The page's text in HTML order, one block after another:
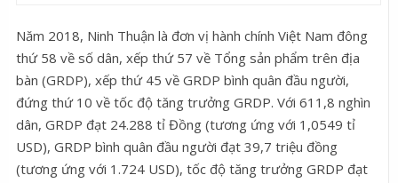
Năm 2018, Ninh Thuận là đơn vị hành chính Việt Nam đông
thứ 58 về số dân, xếp thứ 57 về Tổng sản phẩm trên địa
bàn (GRDP), xếp thứ 45 về GRDP bình quân đầu người,
đứng thứ 10 về tốc độ tăng trưởng GRDP. Với 611,8 nghìn
dân, GRDP đạt 24.288 tỉ Đồng (tương ứng với 1,0549 tỉ
USD), GRDP bình quân đầu người đạt 39,7 triệu đồng
(tương ứng với 1.724 USD), tốc độ tăng trưởng GRDP đạt